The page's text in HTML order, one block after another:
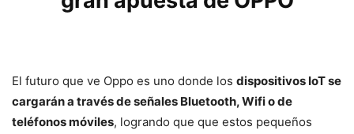
El futuro que ve Oppo es uno donde los dispositivos IoT se
cargarán a través de señales Bluetooth, Wifi o de
teléfonos móviles, logrando que que estos pequeños